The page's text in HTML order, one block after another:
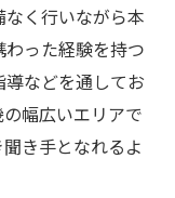
く行いながら本
った経験を持つ
などを通してお
幅広いエリアで
き手となれるよ